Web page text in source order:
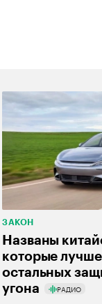
ЗАКОН
Названы
которые
остальных
угона
РАДИО